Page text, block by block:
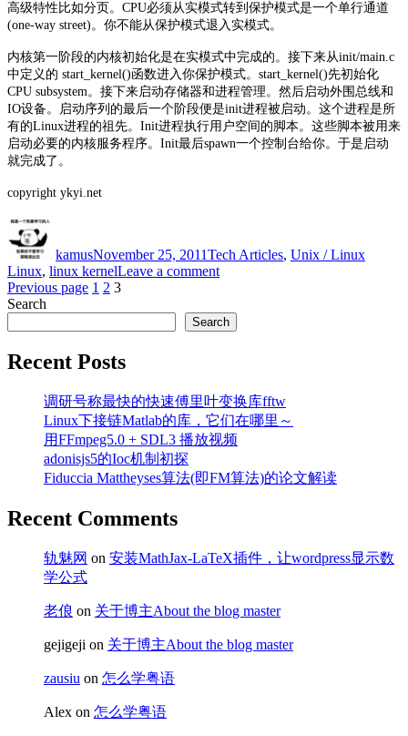
高级特性比如分页。CPU必须从实模式转到保护模式是一个单行通道
(one-way street)。你不能从保护模式退入实模式。
内核第一阶段的内核初始化是在实模式中完成的。接下来从init/main.c
中定义的 start_kernel()函数进入你保护模式。start_kernel()先初始化
CPU subsystem。接下来启动存储器和进程管理。然后启动外围总线和
IO设备。启动序列的最后一个阶段便是init进程被启动。这个进程是所
有的Linux进程的祖先。Init进程执行用户空间的脚本。这些脚本被用来
启动必要的内核服务程序。Init最后spawn一个控制台给你。于是启动
就完成了。
copyright ykyi.net
kamusNovember 25, 2011Tech Articles, Unix / Linux
Linux, linux kernelLeave a commenton
开
顺
序
Posts
pagination
Previous page Page
1 Page
2 Page
3
Search
Search
Recent Posts
调研号称最快的快速傅里叶变换库fftw
Linux下接链Matlab的库，它们在哪里～
用FFmpeg5.0 + SDL3 播放视频
adonisjs5的Ioc机制初探
Fiduccia Mattheyses算法(即FM算法)的论文解读
Recent Comments
轨魅网 on 安装MathJax-LaTeX插件，让wordpress显示数
学公式
老俍 on 关于博主About the blog master
gejigeji on 关于博主About the blog master
zausiu on 怎么学粤语
Alex on 怎么学粤语